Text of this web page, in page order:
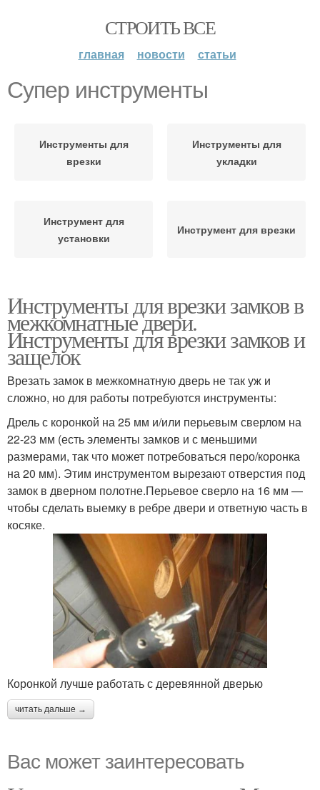
СТРОИТЬ ВСЕ
главная новости статьи
Супер инструменты
Инструменты для
врезки
Инструменты для
укладки
Инструмент для
установки
Инструмент для врезки
Инструменты для врезки замков в
межкомнатные двери.
Инструменты для врезки замков и
защелок
Врезать замок в межкомнатную дверь не так уж и
сложно, но для работы потребуются инструменты:
Дрель с коронкой на 25 мм и/или перьевым сверлом на
22-23 мм (есть элементы замков и с меньшими
размерами, так что может потребоваться перо/коронка
на 20 мм). Этим инструментом вырезают отверстия под
замок в дверном полотне.Перьевое сверло на 16 мм —
чтобы сделать выемку в ребре двери и ответную часть в
косяке.
Коронкой лучше работать с деревянной дверью
читать дальше →
Вас может заинтересовать